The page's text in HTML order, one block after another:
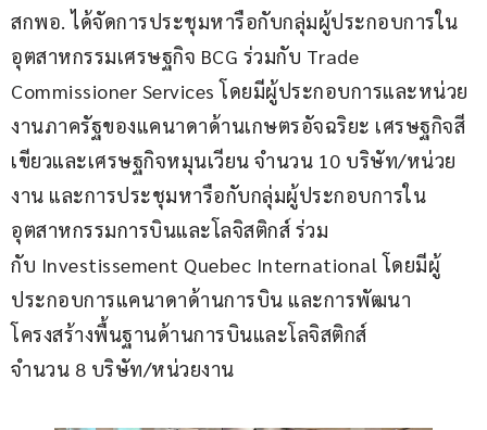
สกพอ. ได้จัดการประชุมหารือกับกลุ่มผู้ประกอบการใน
อุตสาหกรรมเศรษฐกิจ BCG ร่วมกับ Trade
Commissioner Services โดยมีผู้ประกอบการและหน่วย
งานภาครัฐของแคนาดาด้านเกษตรอัจฉริยะ เศรษฐกิจสี
เขียวและเศรษฐกิจหมุนเวียน จำนวน 10 บริษัท/หน่วย
งาน และการประชุมหารือกับกลุ่มผู้ประกอบการใน
อุตสาหกรรมการบินและโลจิสติกส์ ร่วม
กับ Investissement Quebec International โดยมีผู้
ประกอบการแคนาดาด้านการบิน และการพัฒนา
โครงสร้างพื้นฐานด้านการบินและโลจิสติกส์
จำนวน 8 บริษัท/หน่วยงาน